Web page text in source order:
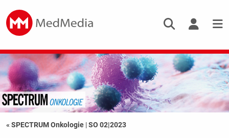
« SPECTRUM Onkologie |SO 02|2023